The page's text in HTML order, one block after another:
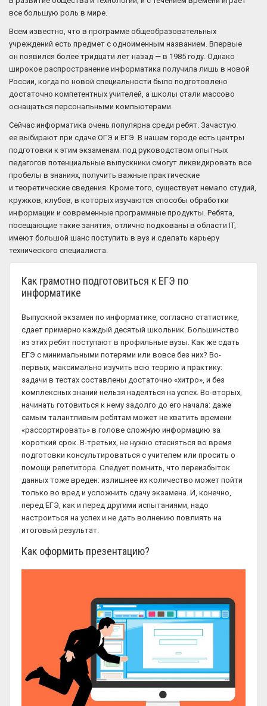
все большую роль в мире.
Всем известно, что в программе общеобразовательных
учреждений есть предмет с одноименным названием. Впервые
он появился более тридцати лет назад — в 1985 году. Однако
широкое распространение информатика получила лишь в новой
России, когда по новой специальности было подготовлено
достаточно компетентных учителей, а школы стали массово
оснащаться персональными компьютерами.
Сейчас информатика очень популярна среди ребят. Зачастую
ее выбирают при сдаче ОГЭ и ЕГЭ. В нашем городе есть центры
подготовки к этим экзаменам: под руководством опытных
педагогов потенциальные выпускники смогут ликвидировать все
пробелы в знаниях, получить важные практические
и теоретические сведения. Кроме того, существует немало студий,
кружков, клубов, в которых изучаются способы обработки
информации и современные программные продукты. Ребята,
посещающие такие занятия, отлично подкованы в области IT,
имеют большой шанс поступить в вуз и сделать карьеру
технического специалиста.
Как грамотно подготовиться к ЕГЭ по
информатике
Выпускной экзамен по информатике, согласно статистике,
сдает примерно каждый десятый школьник. Большинство
из этих ребят поступают в профильные вузы. Как же сдать
ЕГЭ с минимальными потерями или вовсе без них? Во-
первых, максимально изучить всю теорию и практику:
задачи в тестах составлены достаточно «хитро», и без
комплексных знаний нельзя надеяться на успех. Во-вторых,
начинать готовиться к нему задолго до его начала: даже
самым талантливым ребятам может не хватить времени
«рассортировать» в голове сложную информацию за
короткий срок. В-третьих, не нужно стесняться во время
подготовки консультироваться с учителем или просить о
помощи репетитора. Следует помнить, что переизбыток
данных тоже вреден: излишнее их количество может пойти
только во вред и усложнить сдачу экзамена. И, конечно,
перед ЕГЭ, как и перед другими испытаниями, надо
настроиться на успех и не дать волнению повлиять на
итоговый результат.
Как оформить презентацию?